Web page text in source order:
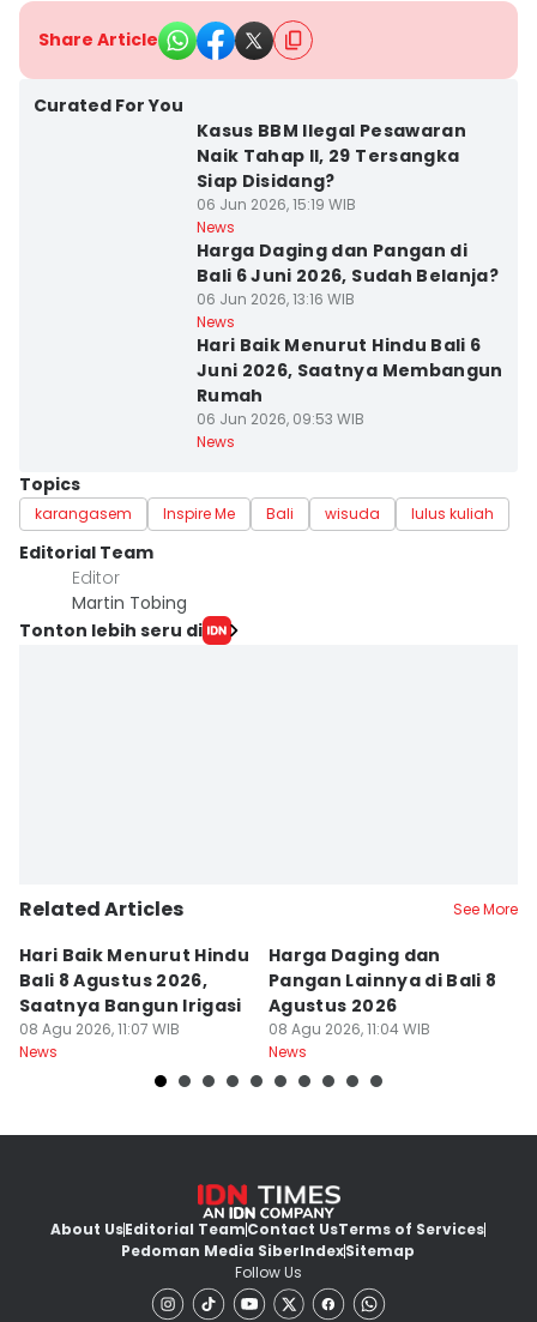
Share Article
Curated For You
Kasus BBM Ilegal Pesawaran
Naik Tahap II, 29 Tersangka
Siap Disidang?
06 Jun 2026, 15:19 WIB
News
Harga Daging dan Pangan di
Bali 6 Juni 2026, Sudah Belanja?
06 Jun 2026, 13:16 WIB
News
Hari Baik Menurut Hindu Bali 6
Juni 2026, Saatnya Membangun
Rumah
06 Jun 2026, 09:53 WIB
News
Topics
karangasem Inspire Me Bali wisuda lulus kuliah
Editorial Team
Editor
Martin Tobing
Tonton lebih seru di
Related Articles See More
Hari Baik Menurut Hindu
Bali 8 Agustus 2026,
Saatnya Bangun Irigasi
08 Agu 2026, 11:07 WIB
News
Harga Daging dan
Pangan Lainnya di Bali 8
Agustus 2026
08 Agu 2026, 11:04 WIB
News
About UsEditorial TeamContact UsTerms of Services
Pedoman Media SiberIndexSitemap
Follow Us